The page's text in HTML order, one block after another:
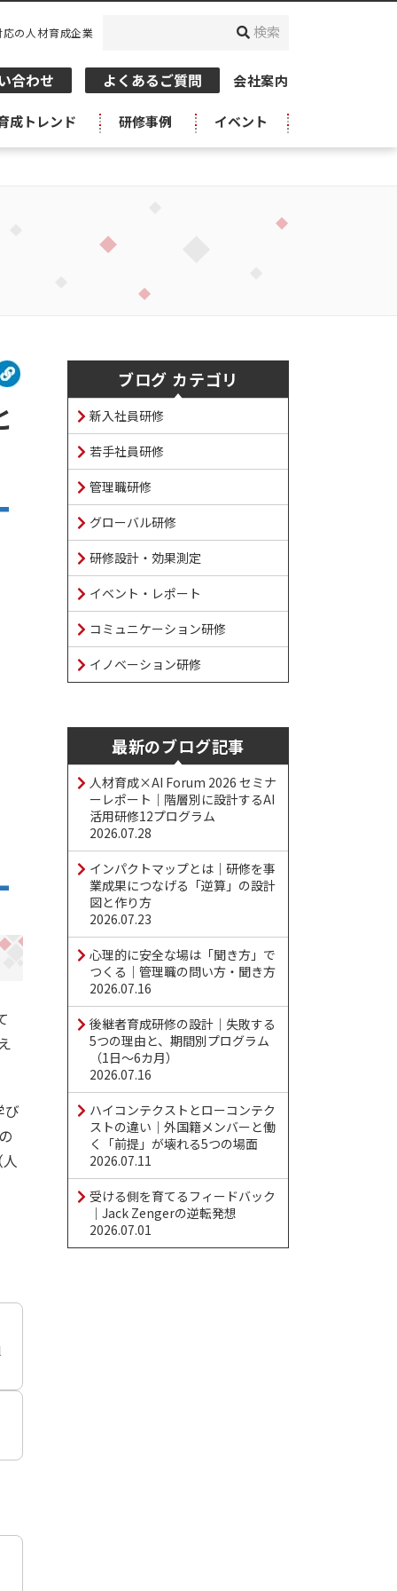
の人材育成企業
会社案内
成トレンド 研修事例 イベント
び
ブログ カテゴリ
新入社員研修
若手社員研修
管理職研修
グローバル研修
研修設計・効果測定
イベント・レポート
コミュニケーション研修
イノベーション研修
最新のブログ記事
人材育成×AI Forum 2026 セミナ
ーレポート｜階層別に設計するAI
活用研修12プログラム
2026.07.28
インパクトマップとは｜研修を事
業成果につなげる「逆算」の設計
図と作り方
2026.07.23
心理的に安全な場は「聞き方」で
つくる｜管理職の問い方・聞き方
2026.07.16
後継者育成研修の設計｜失敗する
5つの理由と、期間別プログラム
（1日〜6カ月）
2026.07.16
ハイコンテクストとローコンテク
ストの違い｜外国籍メンバーと働
く「前提」が壊れる5つの場面
2026.07.11
受ける側を育てるフィードバック
｜Jack Zengerの逆転発想
2026.07.01